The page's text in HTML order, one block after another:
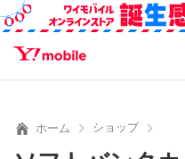
SEARCH
ホーム ショップ